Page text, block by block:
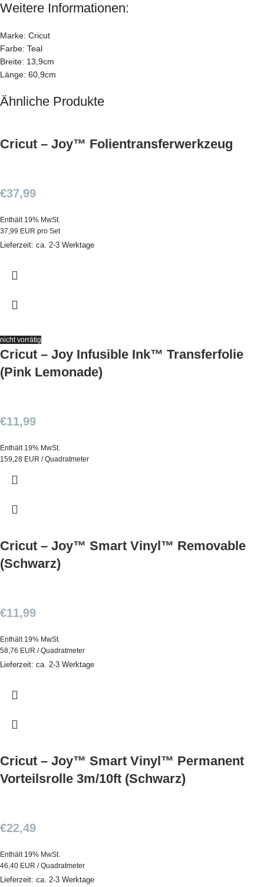
Weitere Informationen:
Marke: Cricut
Farbe: Teal
Breite: 13,9cm
Länge: 60,9cm
Ähnliche Produkte
Cricut – Joy™ Folientransferwerkzeug
€37,99
Enthält 19% MwSt.
37,99 EUR pro Set
Lieferzeit: ca. 2-3 Werktage
nicht vorrätig
Cricut – Joy Infusible Ink™ Transferfolie
(Pink Lemonade)
€11,99
Enthält 19% MwSt.
159,28 EUR / Quadratmeter
Cricut – Joy™ Smart Vinyl™ Removable
(Schwarz)
€11,99
Enthält 19% MwSt.
58,76 EUR / Quadratmeter
Lieferzeit: ca. 2-3 Werktage
Cricut – Joy™ Smart Vinyl™ Permanent
Vorteilsrolle 3m/10ft (Schwarz)
€22,49
Enthält 19% MwSt.
46,40 EUR / Quadratmeter
Lieferzeit: ca. 2-3 Werktage